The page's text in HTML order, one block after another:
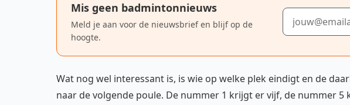
Mis geen badmintonnieuws
Meld je aan voor de nieuwsbrief en blijf op de
hoogte.
E-mailadres
Wat nog wel interessant is, is wie op welke plek eindigt en de
naar de volgende poule. De nummer 1 krijgt er vijf, de nummer 5